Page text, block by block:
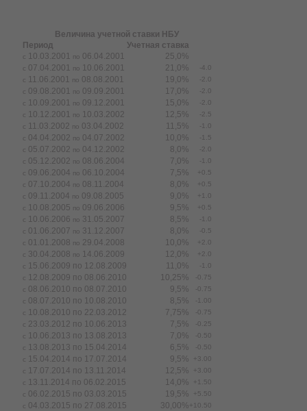
Величина учетной ставки НБУ
Период
Учетная ставка
10.03.2001 по 06.04.2001 25,0%
07.04.2001 по 10.06.2001 21,0%
-4.0
11.06.2001 по 08.08.2001 19,0%
-2.0
09.08.2001 по 09.09.2001 17,0%
-2.0
10.09.2001 по 09.12.2001 15,0%
-2.0
10.12.2001 по 10.03.2002 12,5%
-2.5
11.03.2002 по 03.04.2002 11,5%
-1.0
04.04.2002 по 04.07.2002 10,0%
-1.5
05.07.2002 по 04.12.2002 8,0%
-2.0
05.12.2002 по 08.06.2004 7,0%
-1.0
09.06.2004 по 06.10.2004 7,5%
+0.5
07.10.2004 по 08.11.2004 8,0%
+0.5
09.11.2004 по 09.08.2005 9,0%
+1.0
10.08.2005 по 09.06.2006 9,5%
+0.5
10.06.2006 по 31.05.2007 8,5%
-1.0
01.06.2007 по 31.12.2007 8,0%
-0.5
01.01.2008 по 29.04.2008 10,0%
+2.0
30.04.2008 по 14.06.2009 12,0%
+2.0
15.06.2009 по 12.08.2009 11,0%
-1.0
12.08.2009 по 08.06.2010 10,25%
-0.75
08.06.2010 по 08.07.2010 9,5%
-0.75
08.07.2010 по 10.08.2010 8,5%
-1.00
10.08.2010 по 22.03.2012 7,75%
-0.75
23.03.2012 по 10.06.2013 7,5%
-0.25
10.06.2013 по 13.08.2013 7,0%
-0.50
13.08.2013 по 15.04.2014 6,5%
-0.50
15.04.2014 по 17.07.2014 9,5%
+3.00
17.07.2014 по 13.11.2014 12,5%
+3.00
13.11.2014 по 06.02.2015 14,0%
+1.50
06.02.2015 по 03.03.2015 19,5%
+5.50
04.03.2015 по 27.08.2015 30,00% +10.50